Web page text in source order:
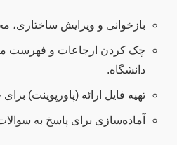
بازخوانی و ویرایش ساختاری،
چک کردن ارجاعات و فهرست
دانشگاه.
تهیه فایل ارائه (پاورپوینت)
آماده‌سازی برای پاسخ به